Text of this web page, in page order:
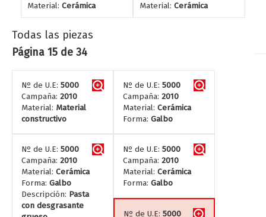
Material: Cerámica
Material: Cerámica
Todas las piezas
Página 15 de 34
Nº de U.E: 5000
Campaña: 2010
Material: Material
constructivo
Nº de U.E: 5000
Campaña: 2010
Material: Cerámica
Forma: Galbo
Nº de U.E: 5000
Campaña: 2010
Material: Cerámica
Forma: Galbo
Descripción: Pasta
con desgrasante
Nº de U.E: 5000
Campaña: 2010
Material: Cerámica
Forma: Galbo
Nº de U.E: 5000